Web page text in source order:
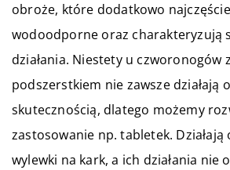
obroże, które dodatkowo
wodoodporne oraz charakteryzują
działania. Niestety u czworonogów
podszerstkiem nie zawsze działają
skutecznością, dlatego możemy
zastosowanie np. tabletek. Działają
wylewki na kark, a ich działania nie